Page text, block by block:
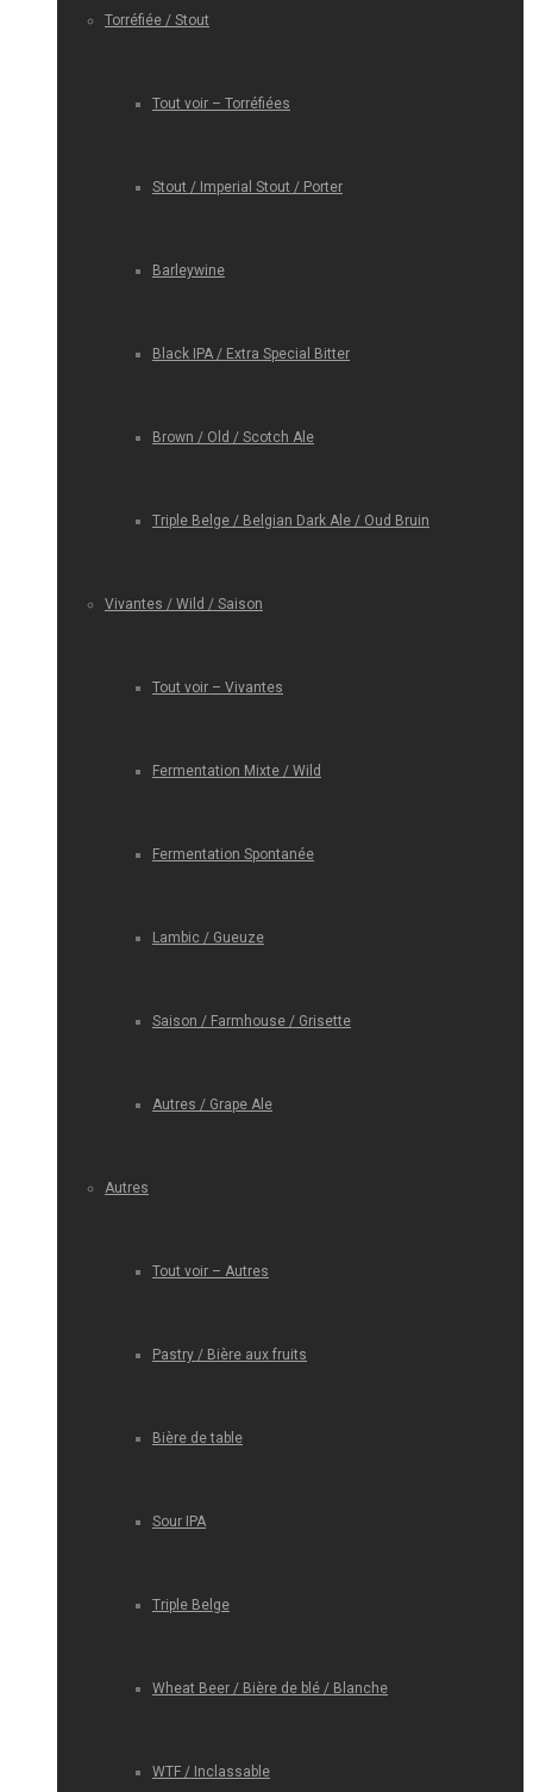
Torréfiée / Stout
Tout voir – Torréfiées
Stout / Imperial Stout / Porter
Barleywine
Black IPA / Extra Special Bitter
Brown / Old / Scotch Ale
Triple Belge / Belgian Dark Ale / Oud Bruin
Vivantes / Wild / Saison
Tout voir – Vivantes
Fermentation Mixte / Wild
Fermentation Spontanée
Lambic / Gueuze
Saison / Farmhouse / Grisette
Autres / Grape Ale
Autres
Tout voir – Autres
Pastry / Bière aux fruits
Bière de table
Sour IPA
Triple Belge
Wheat Beer / Bière de blé / Blanche
WTF / Inclassable